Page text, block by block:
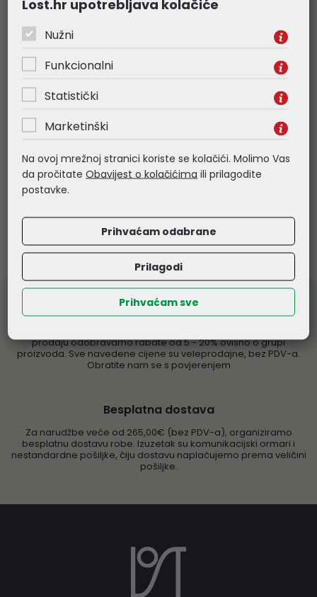
Print-Team kompatibilno za
28,68 €
Kataloški broj:750096
Šifra:27003
Print-Team
1,54 €
Kataloški broj:
Veleprodaja informatičke opreme
prodaju odobravamo rabate od 5 - 20% ovisno o grupi
proizvoda. Sve navedene cijene su veleprodajne, bez PDV-a.
Obratite nam se s povjerenjem
Besplatna dostava
Za narudžbe veće od 265,00€ (bez PDV-a), organiziramo
besplatnu dostavu robe. Izuzetak su komunikacijski ormari i
nestandardne pošiljke, čiju dostavu naplaćujemo prema veličini
pošiljke.
Lost.hr upotrebljava kolačiće
Nužni
Funkcionalni
Statistički
Marketinški
Na ovoj mrežnoj stranici koriste se kolačići. Molimo Vas
da pročitateObavijest o kolačićima ili prilagodite
postavke.
Prihvaćam odabrane
Prilagodi
Prihvaćam sve